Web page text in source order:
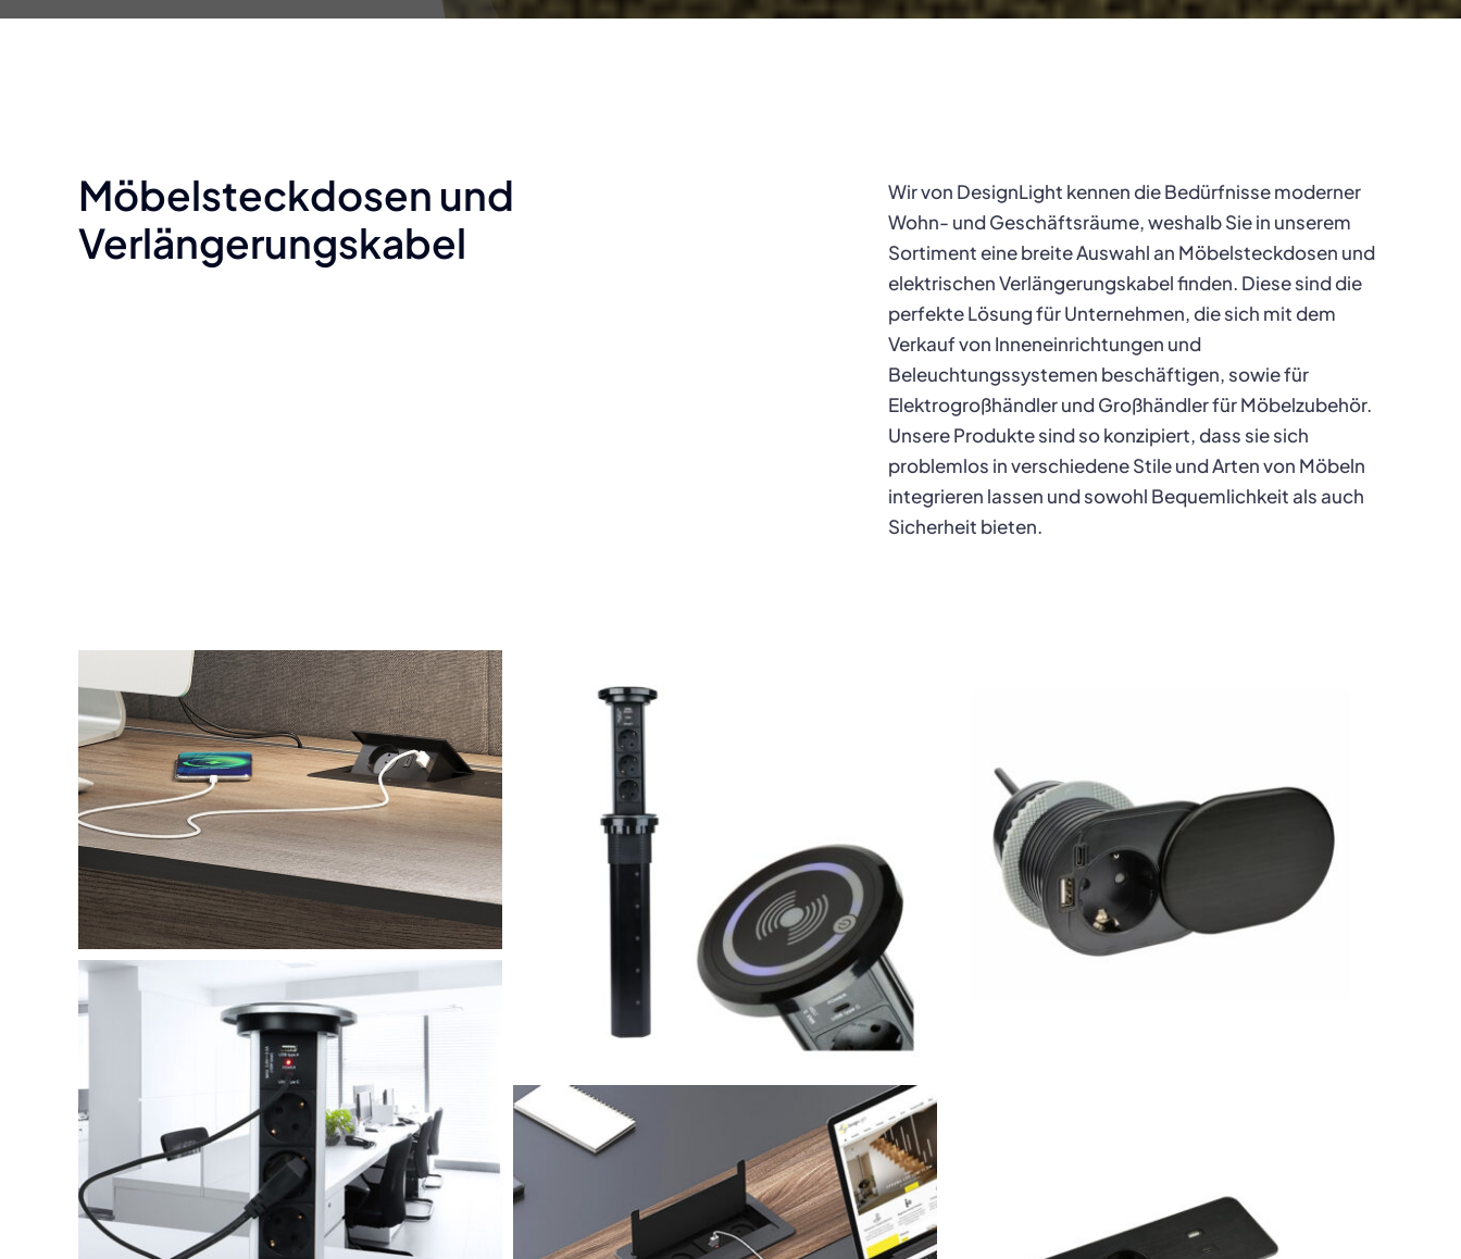
Möbelsteckdosen und
Verlängerungskabel
Wir von DesignLight kennen die Bedürfnisse moderner
Wohn- und Geschäftsräume, weshalb Sie in unserem
Sortiment eine breite Auswahl an Möbelsteckdosen und
elektrischen Verlängerungskabel finden. Diese sind die
perfekte Lösung für Unternehmen, die sich mit dem
Verkauf von Inneneinrichtungen und
Beleuchtungssystemen beschäftigen, sowie für
Elektrogroßhändler und Großhändler für Möbelzubehör.
Unsere Produkte sind so konzipiert, dass sie sich
problemlos in verschiedene Stile und Arten von Möbeln
integrieren lassen und sowohl Bequemlichkeit als auch
Sicherheit bieten.